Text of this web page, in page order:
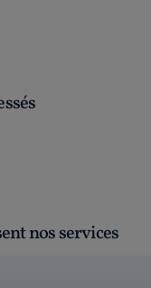
nos services